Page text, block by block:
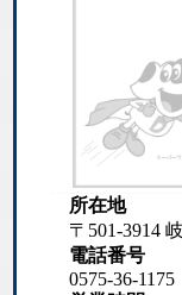
所在地
〒501-3914
電話番号
0575-36-1175